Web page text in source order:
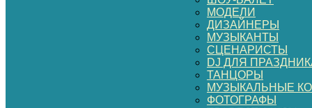
МОДЕЛИ
ДИЗАЙНЕРЫ
МУЗЫКАНТЫ
СЦЕНАРИСТЫ
DJ ДЛЯ
ТАНЦОРЫ
МУЗЫКАЛЬНЫЕ
ФОТОГРАФЫ